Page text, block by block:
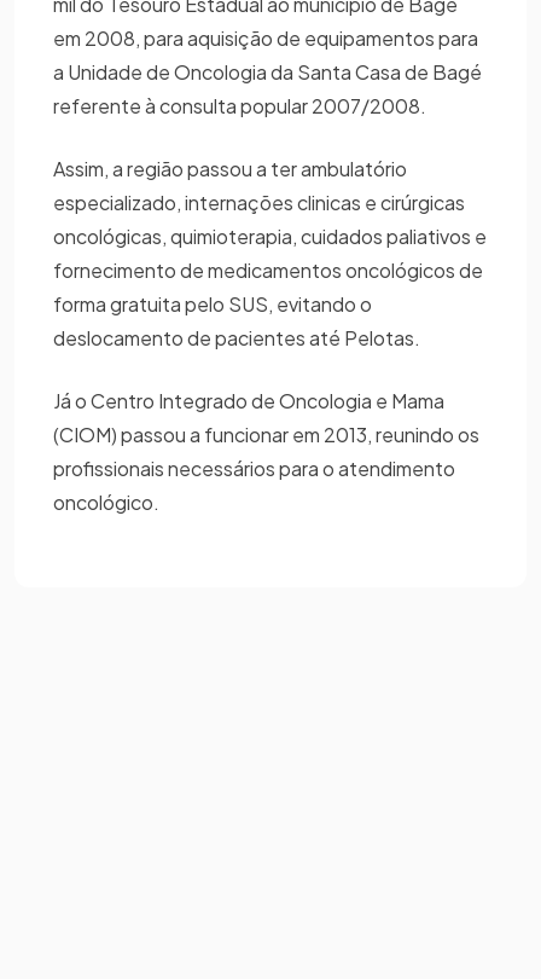
em 2008, para aquisição de equipamentos para
a Unidade de Oncologia da Santa Casa de Bagé
referente à consulta popular 2007/2008.
Assim, a região passou a ter ambulatório
especializado, internações clinicas e cirúrgicas
oncológicas, quimioterapia, cuidados paliativos e
fornecimento de medicamentos oncológicos de
forma gratuita pelo SUS, evitando o
deslocamento de pacientes até Pelotas.
Já o Centro Integrado de Oncologia e Mama
(CIOM) passou a funcionar em 2013, reunindo os
profissionais necessários para o atendimento
oncológico.